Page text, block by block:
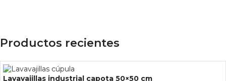
Productos recientes
Lavavajillas industrial capota 50×50 cm